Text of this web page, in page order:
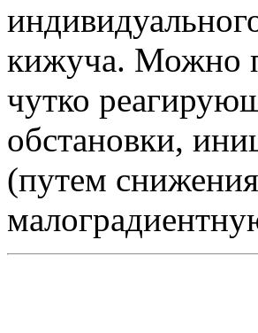
кижуча. Можно
чутко
обстановки,
(путем